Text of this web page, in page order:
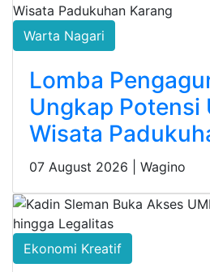
Warta Nagari
Lomba
Ungkap Potensi
Wisata
07 August 2026 | Wagino
Ekonomi Kreatif